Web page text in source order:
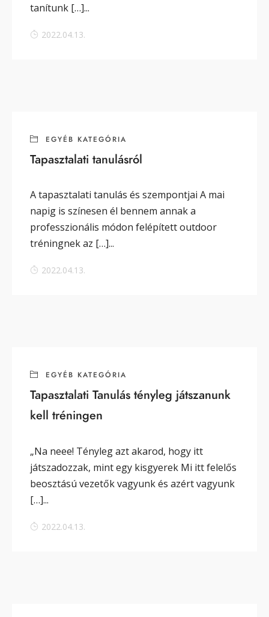
tanítunk […]...
2022.04.13.
EGYÉB KATEGÓRIA
Tapasztalati tanulásról
A tapasztalati tanulás és szempontjai A mai
napig is színesen él bennem annak a
professzionális módon felépített outdoor
tréningnek az […]...
2022.04.13.
EGYÉB KATEGÓRIA
Tapasztalati Tanulás tényleg játszanunk
kell tréningen
„Na neee! Tényleg azt akarod, hogy itt
játszadozzak, mint egy kisgyerek Mi itt felelős
beosztású vezetők vagyunk és azért vagyunk
[…]...
2022.04.13.